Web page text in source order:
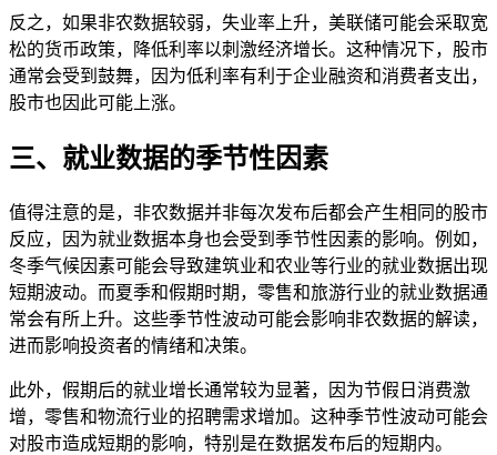
反之，如果非农数据较弱，失业率上升，美联储可能会采取宽
松的货币政策，降低利率以刺激经济增长。这种情况下，股市
通常会受到鼓舞，因为低利率有利于企业融资和消费者支出，
股市也因此可能上涨。
三、就业数据的季节性因素
值得注意的是，非农数据并非每次发布后都会产生相同的股市
反应，因为就业数据本身也会受到季节性因素的影响。例如，
冬季气候因素可能会导致建筑业和农业等行业的就业数据出现
短期波动。而夏季和假期时期，零售和旅游行业的就业数据通
常会有所上升。这些季节性波动可能会影响非农数据的解读，
进而影响投资者的情绪和决策。
此外，假期后的就业增长通常较为显著，因为节假日消费激
增，零售和物流行业的招聘需求增加。这种季节性波动可能会
对股市造成短期的影响，特别是在数据发布后的短期内。